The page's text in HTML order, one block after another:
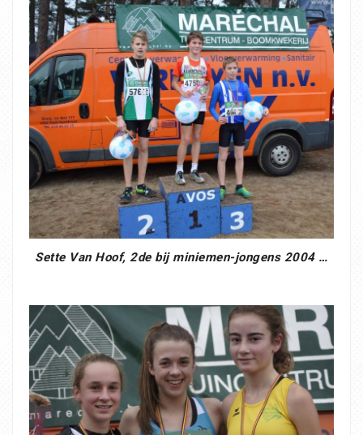
Sette Van Hoof, 2de bij miniemen-jongens 2004 …